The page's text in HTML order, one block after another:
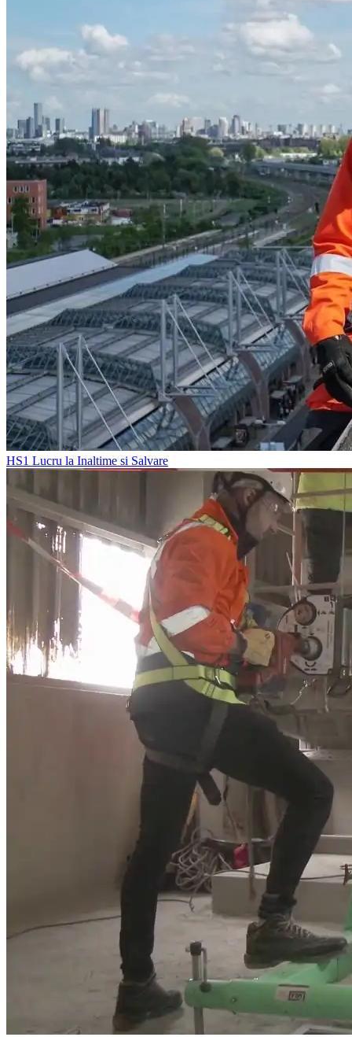
HS1 Lucru la Inaltime si Salvare